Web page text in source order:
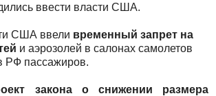
ввести власти США.
США ввели временный запрет на
и аэрозолей в салонах самолетов
РФ пассажиров.
закона о снижении размера